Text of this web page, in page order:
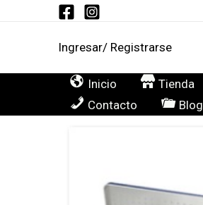
Ingresar/ Registrarse
Inicio Tienda
Contacto
Blog